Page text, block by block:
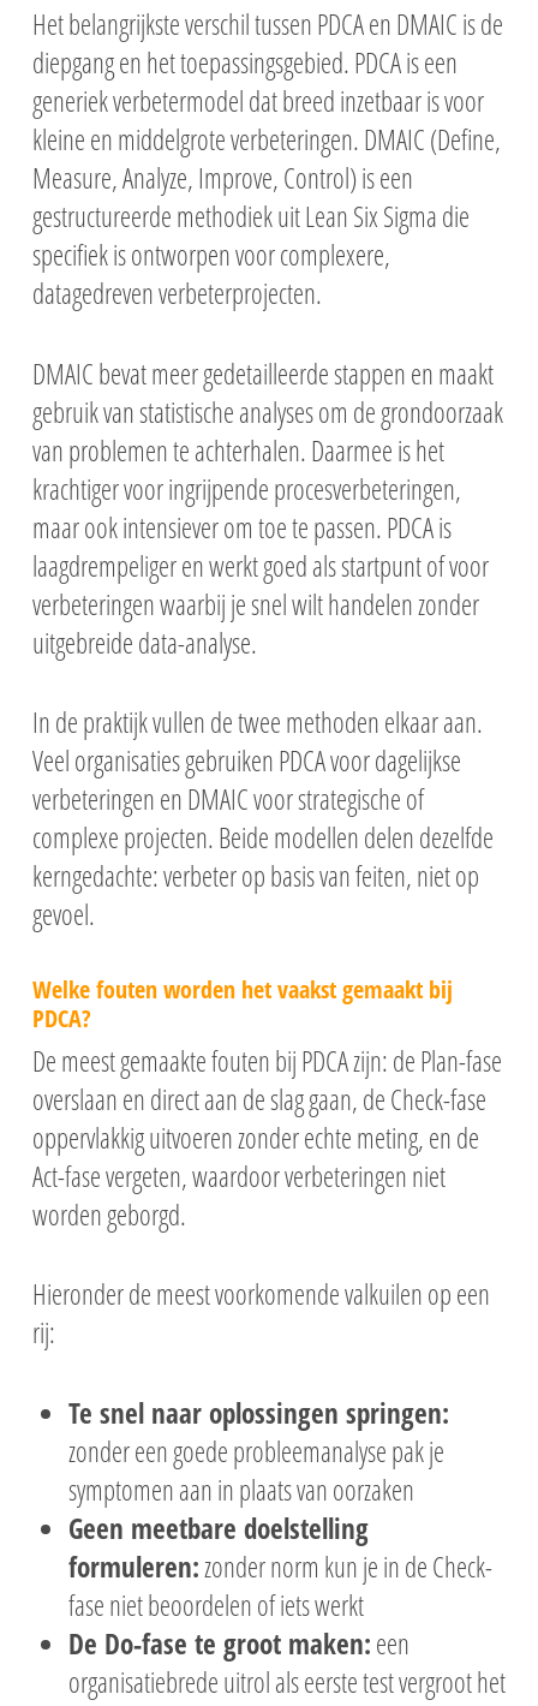
Het belangrijkste verschil tussen PDCA en DMAIC is de
diepgang en het toepassingsgebied. PDCA is een
generiek verbetermodel dat breed inzetbaar is voor
kleine en middelgrote verbeteringen. DMAIC (Define,
Measure, Analyze, Improve, Control) is een
gestructureerde methodiek uit Lean Six Sigma die
specifiek is ontworpen voor complexere,
datagedreven verbeterprojecten.
DMAIC bevat meer gedetailleerde stappen en maakt
gebruik van statistische analyses om de grondoorzaak
van problemen te achterhalen. Daarmee is het
krachtiger voor ingrijpende procesverbeteringen,
maar ook intensiever om toe te passen. PDCA is
laagdrempeliger en werkt goed als startpunt of voor
verbeteringen waarbij je snel wilt handelen zonder
uitgebreide data-analyse.
In de praktijk vullen de twee methoden elkaar aan.
Veel organisaties gebruiken PDCA voor dagelijkse
verbeteringen en DMAIC voor strategische of
complexe projecten. Beide modellen delen dezelfde
kerngedachte: verbeter op basis van feiten, niet op
gevoel.
Welke fouten worden het vaakst gemaakt bij
PDCA?
De meest gemaakte fouten bij PDCA zijn: de Plan-fase
overslaan en direct aan de slag gaan, de Check-fase
oppervlakkig uitvoeren zonder echte meting, en de
Act-fase vergeten, waardoor verbeteringen niet
worden geborgd.
Hieronder de meest voorkomende valkuilen op een
rij:
Te snel naar oplossingen springen:
zonder een goede probleemanalyse pak je
symptomen aan in plaats van oorzaken
Geen meetbare doelstelling
formuleren:zonder norm kun je in de Check-
fase niet beoordelen of iets werkt
De Do-fase te groot maken:een
organisatiebrede uitrol als eerste test vergroot het
Lean Orange Belt
Lean Green Belt
Klassikale
Zelfstudie
Online
Lean Six Sigma
E-learning
Lean Six Sigma
Belt opleiding
Klassikale
Zelfstudie
Online
Six Sigma Green
Klassikaal
Online
Lean Six Sigma
Belt-2-Black Belt
Klassikale
Lean Six Sigma
Zelfstudie
Online
Leidinggeven aan
Leidinggeven aan
Master Black Belt
Effectief beïnvloeden
Effectief
gedrag
Ondersteunende
vaardigheden
Operational
Faciliteren
Projectmanagement
Praktijkgericht
Workshops
Masterclasses